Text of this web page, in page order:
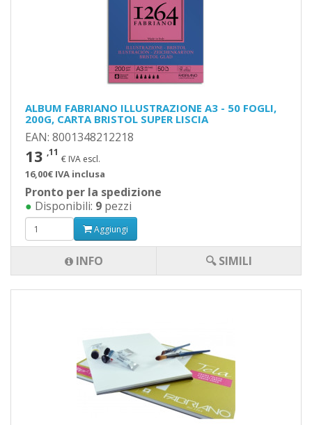
ALBUM FABRIANO ILLUSTRAZIONE A3 - 50 FOGLI,
200G, CARTA BRISTOL SUPER LISCIA
EAN: 8001348212218
13 ,11
€ IVA escl.
16,00€ IVA inclusa
Pronto per la spedizione
● Disponibili: 9 pezzi
Aggiungi
INFO 🔍 SIMILI